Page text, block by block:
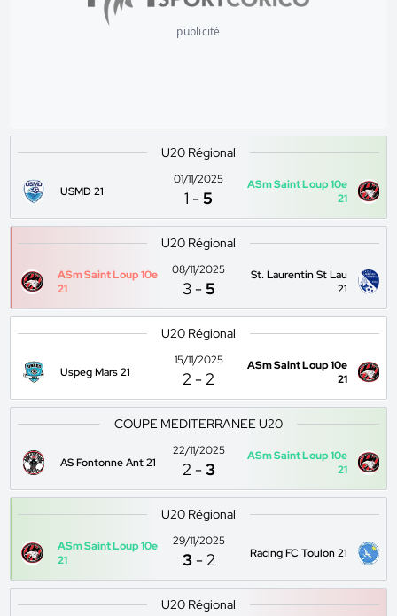
publicité
U20 Régional
USMD 21
01/11/2025
1 -5
ASm Saint Loup 10e
21
U20 Régional
ASm Saint Loup 10e
21
08/11/2025
3 -5
St. Laurentin St Lau
21
U20 Régional
Uspeg Mars 21
15/11/2025
2 -2
ASm Saint Loup 10e
21
COUPE MEDITERRANEE U20
AS Fontonne Ant 21
22/11/2025
2 -3
ASm Saint Loup 10e
21
U20 Régional
ASm Saint Loup 10e
21
29/11/2025
3 -2 Racing FC Toulon 21
U20 Régional